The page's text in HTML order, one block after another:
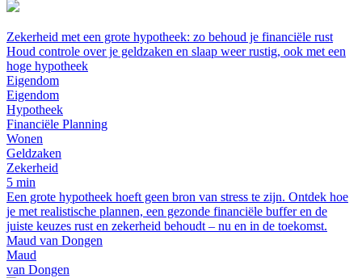
Zekerheid met een grote hypotheek: zo behoud je financiële rust
Houd controle over je geldzaken en slaap weer rustig, ook met een
hoge hypotheek
Eigendom
Eigendom
Hypotheek
Financiële Planning
Wonen
Geldzaken
Zekerheid
5 min
Een grote hypotheek hoeft geen bron van stress te zijn. Ontdek hoe
je met realistische plannen, een gezonde financiële buffer en de
juiste keuzes rust en zekerheid behoudt – nu en in de toekomst.
Maud van Dongen
Maud
van Dongen